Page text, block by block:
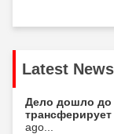
Latest News
Дело дошло до
ago...